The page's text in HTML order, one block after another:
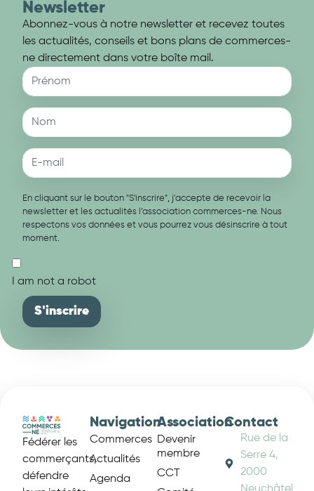
Newsletter
Abonnez-vous à notre newsletter et recevez toutes
les actualités, conseils et bons plans de commerces-
ne directement dans votre boîte mail.
En cliquant sur le bouton "S'inscrire", j'accepte de recevoir la
newsletter et les actualités l’association commerces-ne. Nous
respectons vos données et vous pourrez vous désinscrire à tout
moment.
I am not a robot
Fédérer les
commerçants,
défendre
Navigation
Commerces
Actualités
Agenda
Association
Devenir
membre
CCT
Contact
Rue de la
Serre 4,
2000